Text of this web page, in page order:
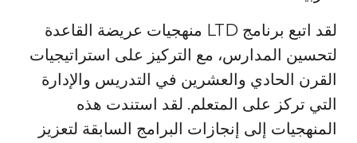
لقد اتبع برنامج LTD منهجيات عريضة القاعدة
لتحسين المدارس، مع التركيز على استراتيجيات
القرن الحادي والعشرين في التدريس والإدارة
التي تركز على المتعلم. لقد استندت هذه
المنهجيات إلى إنجازات البرامج السابقة لتعزيز